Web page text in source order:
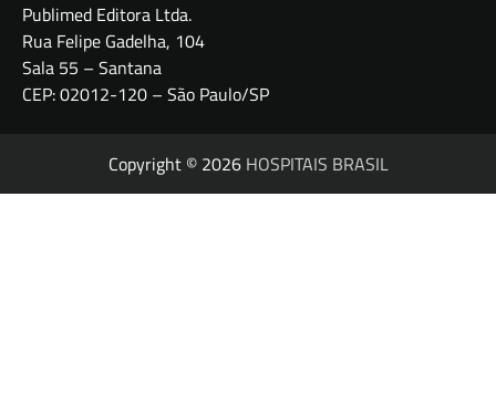
Publimed Editora Ltda.
Rua Felipe Gadelha, 104
Sala 55 – Santana
CEP: 02012-120 – São Paulo/SP
Copyright © 2026 HOSPITAIS BRASIL